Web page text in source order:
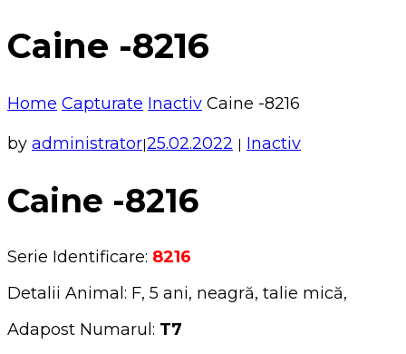
Caine -8216
Home Capturate Inactiv Caine -8216
by administrator|25.02.2022 | Inactiv
Caine -8216
Serie Identificare: 8216
Detalii Animal: F, 5 ani, neagră, talie mică,
Adapost Numarul: T7